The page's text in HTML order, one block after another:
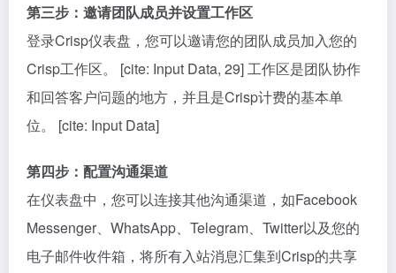
第三步：邀请团队成员并设置工作区
登录Crisp仪表盘，您可以邀请您的团队成员加入您的
Crisp工作区。 [cite: Input Data, 29] 工作区是团队协作
和回答客户问题的地方，并且是Crisp计费的基本单
位。 [cite: Input Data]
第四步：配置沟通渠道
在仪表盘中，您可以连接其他沟通渠道，如Facebook
Messenger、WhatsApp、Telegram、Twitter以及您的
电子邮件收件箱，将所有入站消息汇集到Crisp的共享